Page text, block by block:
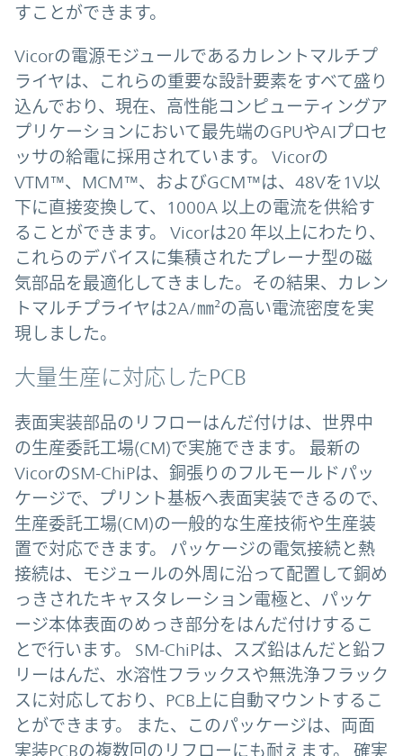
すことができます。
Vicorの電源モジュールであるカレントマルチプ
ライヤは、これらの重要な設計要素をすべて盛り
込んでおり、現在、高性能コンピューティングア
プリケーションにおいて最先端のGPUやAIプロセ
ッサの給電に採用されています。 Vicorの
VTM™、MCM™、およびGCM™は、48Vを1V以
下に直接変換して、1000A 以上の電流を供給す
ることができます。 Vicorは20 年以上にわたり、
これらのデバイスに集積されたプレーナ型の磁
気部品を最適化してきました。その結果、カレン
トマルチプライヤは2A/㎜²の高い電流密度を実
現しました。
大量生産に対応したPCB
表面実装部品のリフローはんだ付けは、世界中
の生産委託工場(CM)で実施できます。 最新の
VicorのSM-ChiPは、銅張りのフルモールドパッ
ケージで、プリント基板へ表面実装できるので、
生産委託工場(CM)の一般的な生産技術や生産装
置で対応できます。 パッケージの電気接続と熱
接続は、モジュールの外周に沿って配置して銅め
っきされたキャスタレーション電極と、パッケ
ージ本体表面のめっき部分をはんだ付けするこ
とで行います。 SM-ChiPは、スズ鉛はんだと鉛フ
リーはんだ、水溶性フラックスや無洗浄フラック
スに対応しており、PCB上に自動マウントするこ
とができます。 また、このパッケージは、両面
実装PCBの複数回のリフローにも耐えます。 確実